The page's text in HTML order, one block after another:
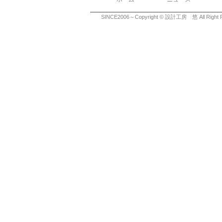
SINCE2006～Copyright © 設計工房 悠 All Right